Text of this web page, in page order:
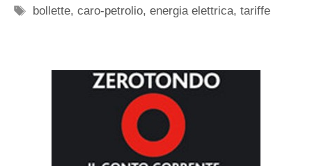
Tag
bollette,caro-petrolio,energia elettrica,tariffe